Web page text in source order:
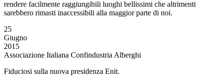
rendere facilmente raggiungibili luoghi bellissimi che altrimenti
sarebbero rimasti inaccessibili alla maggior parte di noi.
25
Giugno
2015
Associazione Italiana Confindustria Alberghi
Fiduciosi sulla nuova presidenza Enit.